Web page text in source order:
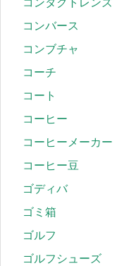
コンタクトレンズ
コンバース
コンブチャ
コーチ
コート
コーヒー
コーヒーメーカー
コーヒー豆
ゴディバ
ゴミ箱
ゴルフ
ゴルフシューズ